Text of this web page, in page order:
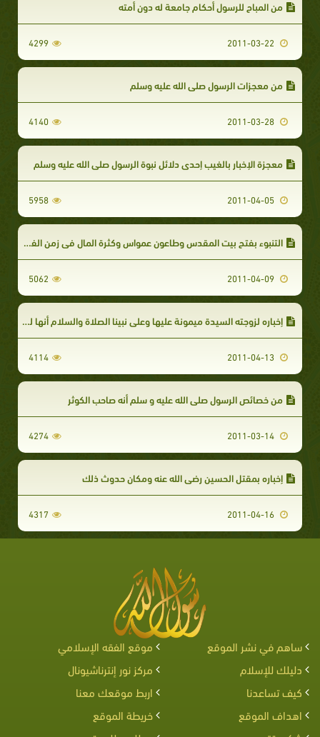
من المباح للرسول أحكام جامعة له دون أمته
4299
من معجزات الرسول صلى الله عليه وسلم
4140
معجزة الإخبار بالغيب إحدى دلائل نبوة الرسول صلى الله عليه وسلم
5958
التنبوء بفتح بيت المقدس وطاعون عمواس وكثرة المال في زمن الفتوحات الإسلامية
5062
إخباره لزوجته السيدة ميمونة عليها وعلى نبينا الصلاة والسلام أنها لن تموت بمكه
4114
من خصائص الرسول صلى الله عليه و سلم أنه صاحب الكوثر
4274
إخباره بمقتل الحسين رضي الله عنه ومكان حدوث ذلك
4317
ساهم في نشر الموقع
موقع الفقه الإسلامي
دليلك للإسلام
مركز نور إنترناشيونال
كيف تساعدنا
اربط موقعك معنا
اهداف الموقع
خريطة الموقع